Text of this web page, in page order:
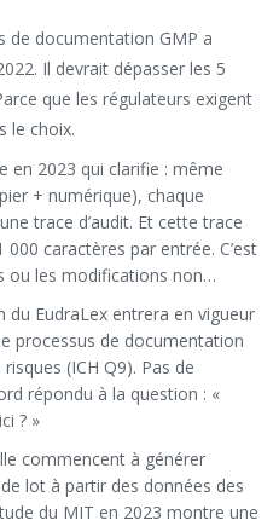
de documentation GMP a
Il devrait dépasser les 5
que les régulateurs exigent
le choix.
en 2023 qui clarifie : même
+ numérique), chaque
trace d’audit. Et cette trace
caractères par entrée. C’est
ou les modifications non
du EudraLex entrera en vigueur
processus de documentation
(ICH Q9). Pas de
répondu à la question : «
? »
commencent à générer
lot à partir des données des
du MIT en 2023 montre une